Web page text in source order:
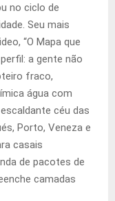
no ciclo de
Seu mais
“O Mapa que
a gente não
fraco,
água com
céu das
Porto, Veneza e
casais
de pacotes de
camadas